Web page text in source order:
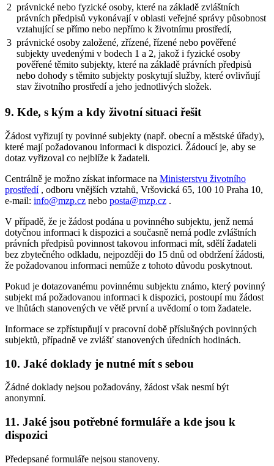
2 právnické nebo fyzické osoby, které na základě zvláštních
právních předpisů vykonávají v oblasti veřejné správy působnost
vztahující se přímo nebo nepřímo k životnímu prostředí,
3 právnické osoby založené, zřízené, řízené nebo pověřené
subjekty uvedenými v bodech 1 a 2, jakož i fyzické osoby
pověřené těmito subjekty, které na základě právních předpisů
nebo dohody s těmito subjekty poskytují služby, které ovlivňují
stav životního prostředí a jeho jednotlivých složek.
9. Kde, s kým a kdy životní situaci řešit
Žádost vyřizují ty povinné subjekty (např. obecní a městské úřady),
které mají požadovanou informaci k dispozici. Žádoucí je, aby se
dotaz vyřizoval co nejblíže k žadateli.
Centrálně je možno získat informace na Ministerstvu životního
prostředí, odboru vnějších vztahů, Vršovická 65, 100 10 Praha 10,
e-mail: info@mzp.cz nebo posta@mzp.cz .
V případě, že je žádost podána u povinného subjektu, jenž nemá
dotyčnou informaci k dispozici a současně nemá podle zvláštních
právních předpisů povinnost takovou informaci mít, sdělí žadateli
bez zbytečného odkladu, nejpozději do 15 dnů od obdržení žádosti,
že požadovanou informaci nemůže z tohoto důvodu poskytnout.
Pokud je dotazovanému povinnému subjektu známo, který povinný
subjekt má požadovanou informaci k dispozici, postoupí mu žádost
ve lhůtách stanovených ve větě první a uvědomí o tom žadatele.
Informace se zpřístupňují v pracovní době příslušných povinných
subjektů, případně ve zvlášť stanovených úředních hodinách.
10. Jaké doklady je nutné mít s sebou
Žádné doklady nejsou požadovány, žádost však nesmí být
anonymní.
11. Jaké jsou potřebné formuláře a kde jsou k
dispozici
Předepsané formuláře nejsou stanoveny.